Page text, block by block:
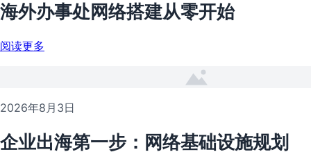
海外办事处网络搭建从零开始
阅读更多
2026年8月3日
企业出海第一步：网络基础设施规划